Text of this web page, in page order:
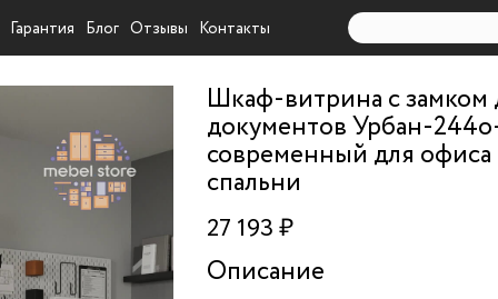
Гарантия Блог Отзывы Контакты
Шкаф-витрина с замком
документов Урбан-
современный для
спальни
27 193 ₽
Описание